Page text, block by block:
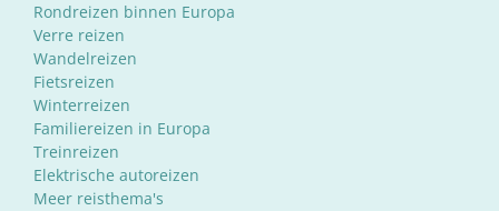
Rondreizen binnen Europa
Verre reizen
Wandelreizen
Fietsreizen
Winterreizen
Familiereizen in Europa
Treinreizen
Elektrische autoreizen
Meer reisthema's